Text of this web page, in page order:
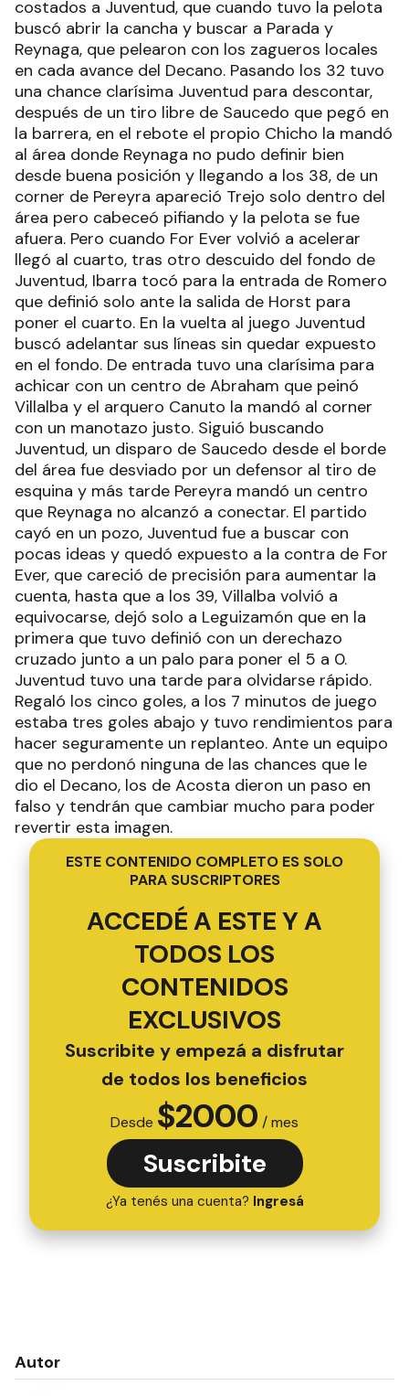
costados a Juventud, que cuando tuvo la pelota
buscó abrir la cancha y buscar a Parada y
Reynaga, que pelearon con los zagueros locales
en cada avance del Decano. Pasando los 32 tuvo
una chance clarísima Juventud para descontar,
después de un tiro libre de Saucedo que pegó en
la barrera, en el rebote el propio Chicho la mandó
al área donde Reynaga no pudo definir bien
desde buena posición y llegando a los 38, de un
corner de Pereyra apareció Trejo solo dentro del
área pero cabeceó pifiando y la pelota se fue
afuera. Pero cuando For Ever volvió a acelerar
llegó al cuarto, tras otro descuido del fondo de
Juventud, Ibarra tocó para la entrada de Romero
que definió solo ante la salida de Horst para
poner el cuarto. En la vuelta al juego Juventud
buscó adelantar sus líneas sin quedar expuesto
en el fondo. De entrada tuvo una clarísima para
achicar con un centro de Abraham que peinó
Villalba y el arquero Canuto la mandó al corner
con un manotazo justo. Siguió buscando
Juventud, un disparo de Saucedo desde el borde
del área fue desviado por un defensor al tiro de
esquina y más tarde Pereyra mandó un centro
que Reynaga no alcanzó a conectar. El partido
cayó en un pozo, Juventud fue a buscar con
pocas ideas y quedó expuesto a la contra de For
Ever, que careció de precisión para aumentar la
cuenta, hasta que a los 39, Villalba volvió a
equivocarse, dejó solo a Leguizamón que en la
primera que tuvo definió con un derechazo
cruzado junto a un palo para poner el 5 a 0.
Juventud tuvo una tarde para olvidarse rápido.
Regaló los cinco goles, a los 7 minutos de juego
estaba tres goles abajo y tuvo rendimientos para
hacer seguramente un replanteo. Ante un equipo
que no perdonó ninguna de las chances que le
dio el Decano, los de Acosta dieron un paso en
falso y tendrán que cambiar mucho para poder
revertir esta imagen.
ESTE CONTENIDO COMPLETO ES SOLO
PARA SUSCRIPTORES
ACCEDÉ A ESTE Y A
TODOS LOS
CONTENIDOS
EXCLUSIVOS
Suscribite y empezá a disfrutar
de todos los beneficios
Desde $2000 / mes
Suscribite
¿Ya tenés una cuenta? Ingresá
Autor